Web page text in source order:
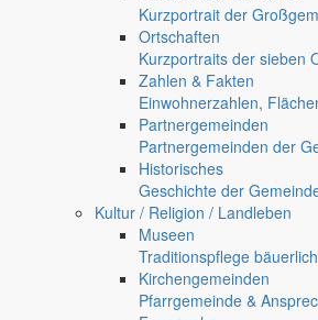
Kurzportrait der
Ortschaften
Kurzportraits der sieben
Zahlen & Fakten
Einwohnerzahlen,
Partnergemeinden
Partnergemeinden der
Historisches
Geschichte der
Kultur / Religion / Landleben
Museen
Traditionspflege
Kirchengemeinden
Pfarrgemeinde &
Deutsch-Paulsdorf
Jauernick-Buschbach